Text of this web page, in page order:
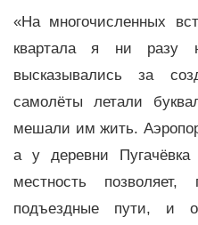
«На многочисленных
квартала я ни разу
высказывались за
самолёты летали
мешали им жить.
а у деревни Пугачёвка
местность
подъездные пути, и